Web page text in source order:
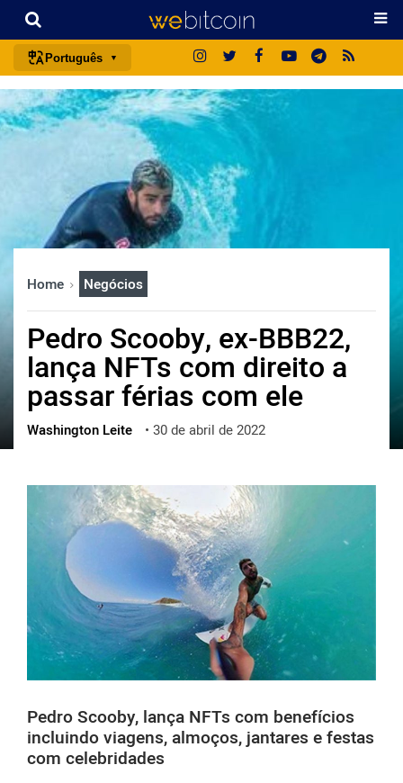
Português
português (BR)
english
italiano
deutsch
中文
한국어
العربية
ไทย
ქართული
vietnamese
Home Negócios
Pedro Scooby, ex-BBB22,
lança NFTs com direito a
passar férias com ele
Washington Leite • 30 de abril de 2022
Pedro Scooby, lança NFTs com benefícios
incluindo viagens, almoços, jantares e festas
com celebridades